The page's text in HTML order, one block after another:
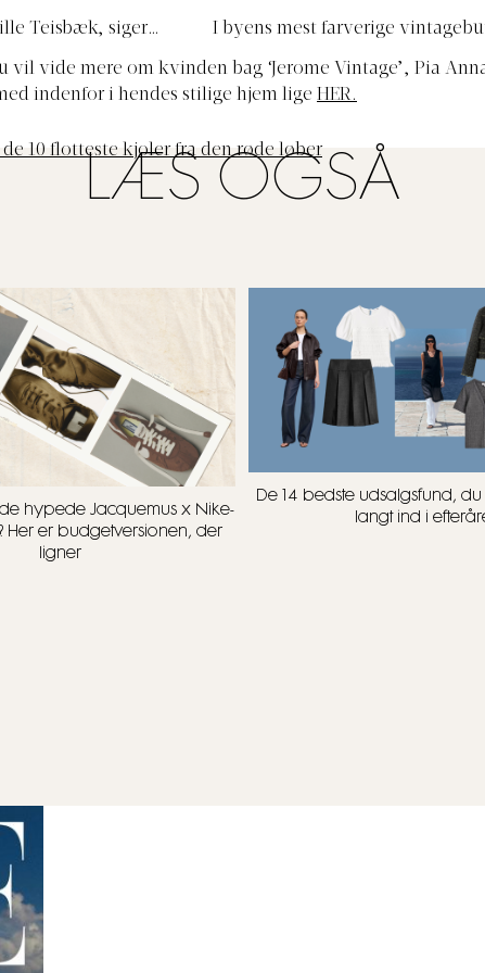
Teisbæk, siger
I byens mest farverige
vil vide mere om kvinden bag ‘Jerome Vintage’, Pia
indenfor i hendes stilige hjem lige HER.
de 10 flotteste kjoler fra den røde løber
LÆS OGSÅ
de hypede Jacquemus x Nike-
Her er budgetversionen, der
ligner
De 14 bedste udsalgsfund,
langt ind i